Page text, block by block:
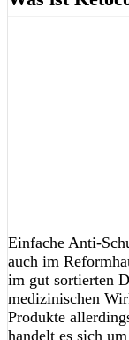
Einfache Anti-
auch im
im gut sortierten
medizinischen
Produkte
handelt es sich